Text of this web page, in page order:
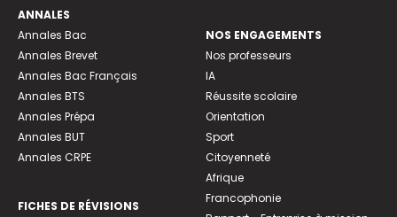
ANNALES
Annales Bac
Annales Brevet
Annales Bac Français
Annales BTS
Annales Prépa
Annales BUT
Annales CRPE
FICHES DE RÉVISIONS
NOS ENGAGEMENTS
Nos professeurs
IA
Réussite scolaire
Orientation
Sport
Citoyenneté
Afrique
Francophonie